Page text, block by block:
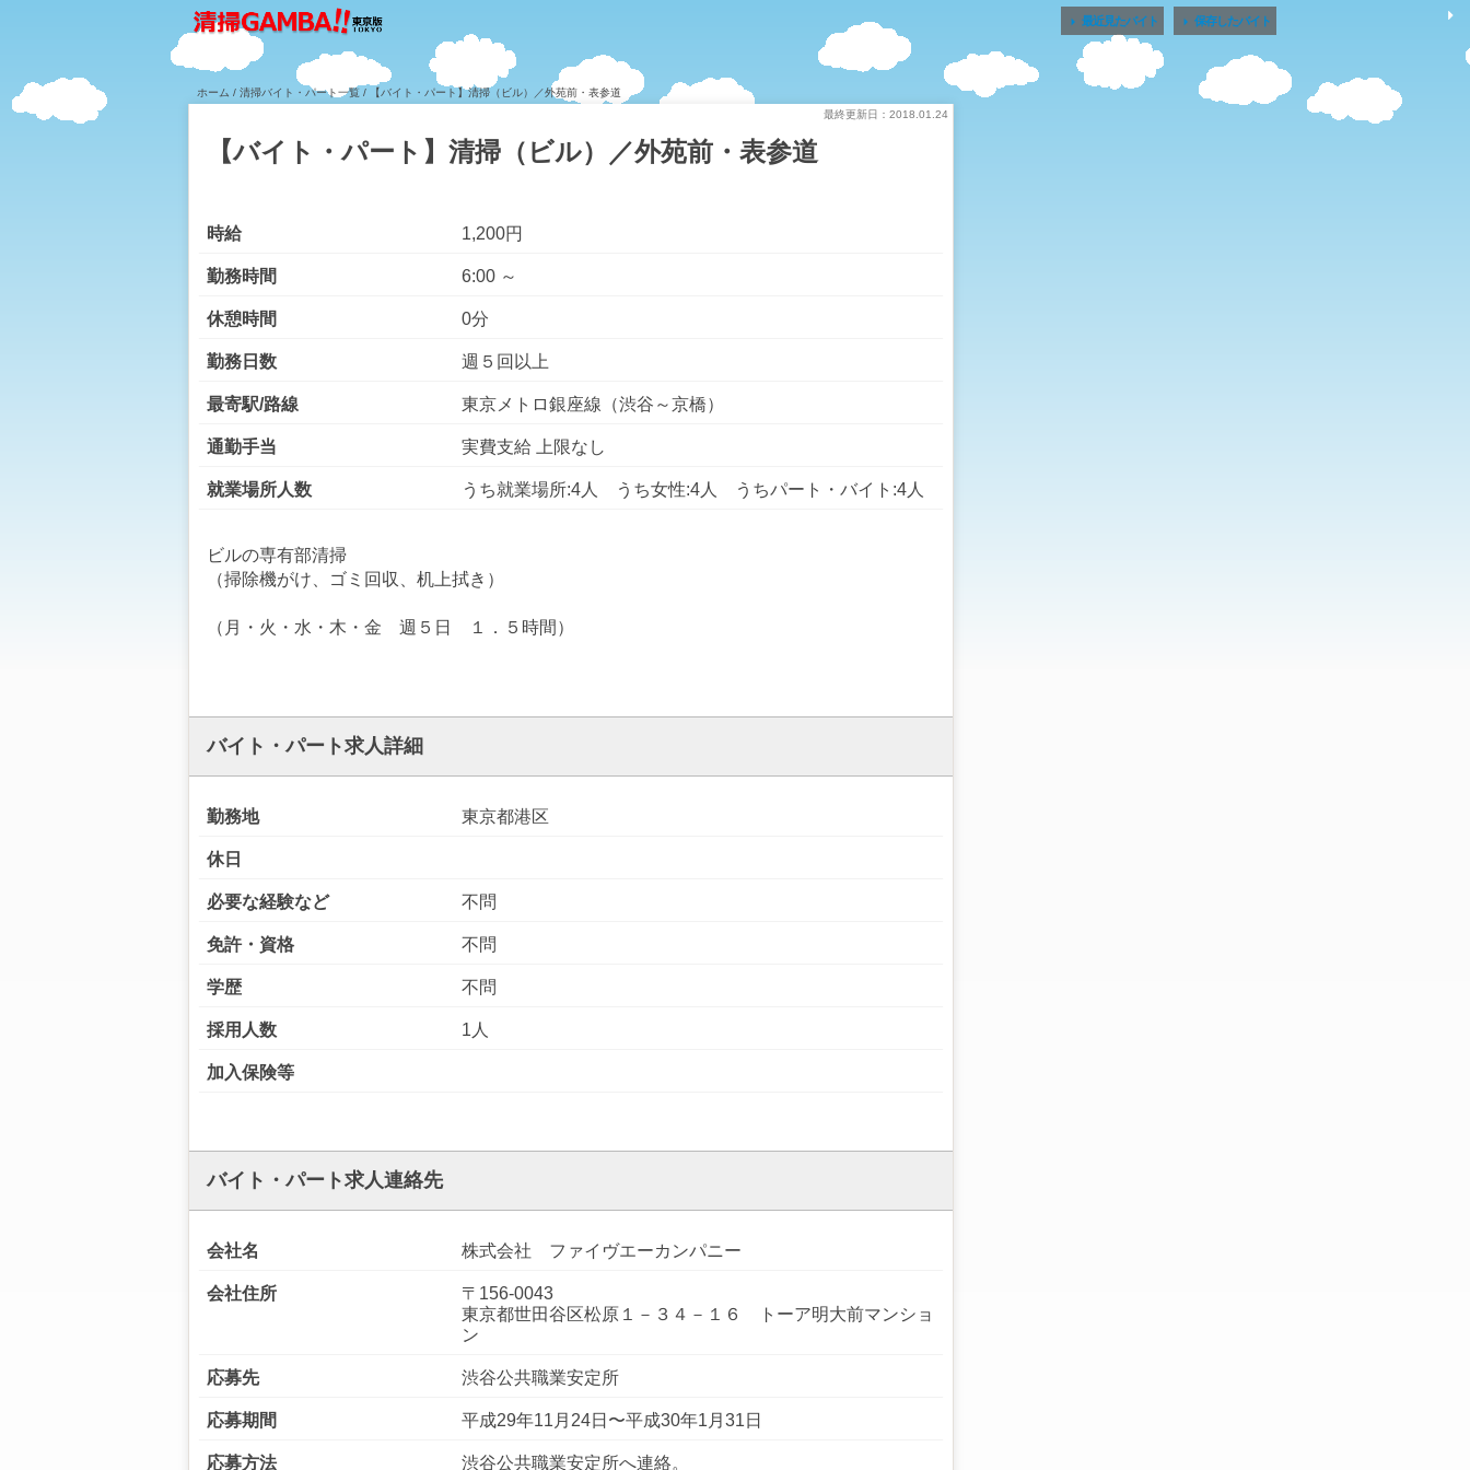
 最近見たバイト  保存したバイト
ホーム / 清掃バイト・パート一覧 / 【バイト・パート】清掃（ビル）／外苑前・表参道
最終更新日：2018.01.24
【バイト・パート】清掃（ビル）／外苑前・表参道
時給 1,200円
勤務時間 6:00 ～
休憩時間 0分
勤務日数 週５回以上
最寄駅/路線 東京メトロ銀座線（渋谷～京橋）
通勤手当 実費支給 上限なし
就業場所人数 うち就業場所:4人 うち女性:4人 うちパート・バイト:4人
ビルの専有部清掃
（掃除機がけ、ゴミ回収、机上拭き）
（月・火・水・木・金 週５日 １．５時間）
バイト・パート求人詳細
勤務地 東京都港区
休日
必要な経験など 不問
免許・資格 不問
学歴 不問
採用人数 1人
加入保険等
バイト・パート求人連絡先
会社名 株式会社 ファイヴエーカンパニー
会社住所
〒156-0043
東京都世田谷区松原１－３４－１６ トーア明大前マンショ
ン
応募先 渋谷公共職業安定所
応募期間 平成29年11月24日〜平成30年1月31日
応募方法 渋谷公共職業安定所へ連絡。